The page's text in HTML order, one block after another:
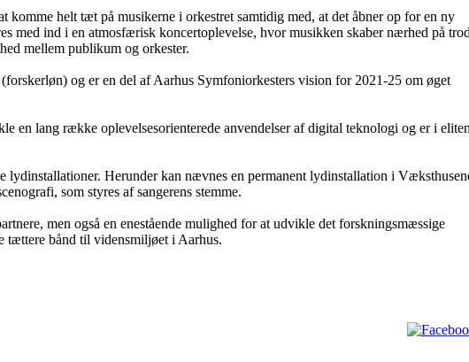
helt tæt på musikerne i orkestret samtidig med, at det åbner op for en ny
med ind i en atmosfærisk koncertoplevelse, hvor musikken skaber nærhed på
mellem publikum og orkester.
og er en del af Aarhus Symfoniorkesters vision for 2021-25 om øget
en lang række oplevelsesorienterede anvendelser af digital teknologi og er i
Herunder kan nævnes en permanent lydinstallation i
som styres af sangerens stemme.
men også en enestående mulighed for at udvikle det forskningsmæssige
tættere bånd til vidensmiljøet i Aarhus.